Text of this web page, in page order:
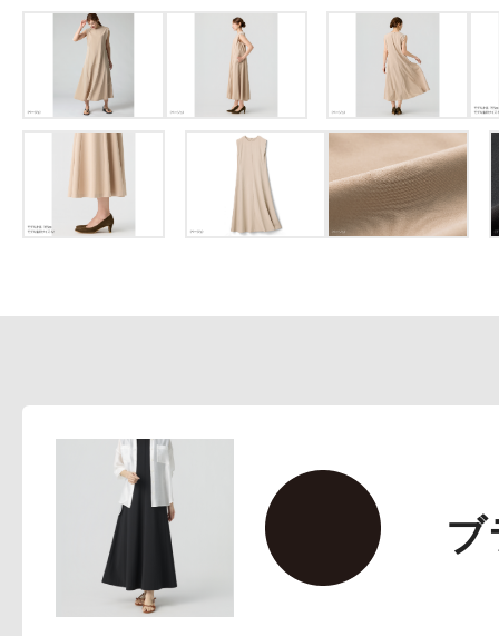
ドレススノー
ドレスリフト
スキンクリア
クレンズオイル
ブ